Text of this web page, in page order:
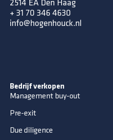
2514 EA Den Haag
+ 31 70 346 4630
info@hogenhouck.nl
Bedrijf verkopen
Management buy-out
Pre-exit
Due diligence